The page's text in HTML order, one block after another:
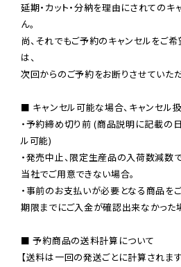
延期・カット・分納を理由にされての
ん。
尚、それでもご予約のキャンセルをご
は、
次回からのご予約をお断りさせていただ
■ キャンセル可能な場合、キャンセル
・予約締め切り前 (商品説明に記載の
ル可能)
・発売中止、限定生産品の入荷数減数
当社でご用意できない場合。
・事前のお支払いが必要となる商品を
期限までにご入金が確認出来なかった
■ 予約商品の送料計算について
【送料は一回の発送ごとに計算されます